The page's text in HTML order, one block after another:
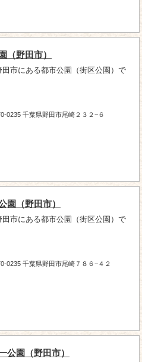
（野田市）
田市にある都市公園（街区公園）で
0235 千葉県野田市尾崎２３２−６
園（野田市）
田市にある都市公園（街区公園）で
0235 千葉県野田市尾崎７８６−４２
公園（野田市）